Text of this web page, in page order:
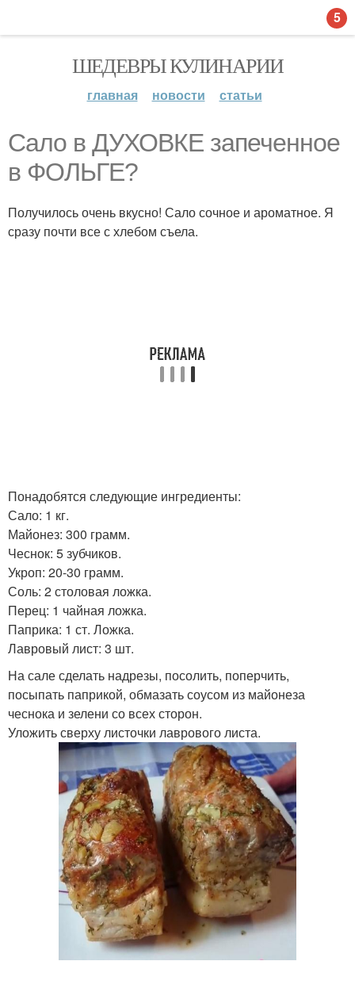
ШЕДЕВРЫ КУЛИНАРИИ
главная новости статьи
Сало в ДУХОВКЕ запеченное
в ФОЛЬГЕ?
Получилось очень вкусно! Сало сочное и ароматное. Я
сразу почти все с хлебом съела.
Понадобятся следующие ингредиенты:
Сало: 1 кг.
Майонез: 300 грамм.
Чеснок: 5 зубчиков.
Укроп: 20-30 грамм.
Соль: 2 столовая ложка.
Перец: 1 чайная ложка.
Паприка: 1 ст. Ложка.
Лавровый лист: 3 шт.
На сале сделать надрезы, посолить, поперчить,
посыпать паприкой, обмазать соусом из майонеза
чеснока и зелени со всех сторон.
Уложить сверху листочки лаврового листа.
5